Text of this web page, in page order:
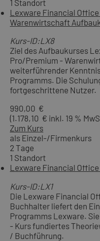
1 Standort
Lexware Financial
Warenwirtschaft
Kurs-ID:LX8
Ziel des Aufbaukurses
Pro/Premium -
weiterführender
Programms. Die
fortgeschrittene Nutzer.
990,00 €
(1.178,10 € inkl. 19 %
Zum Kurs
als Einzel-/Firmenkurs
2 Tage
1 Standort
Lexware Financial
Kurs-ID:LX1
Die Lexware Financial
Buchhalter liefert den
Programms Lexware.
- Kurs fundiertes
/ Buchführung.